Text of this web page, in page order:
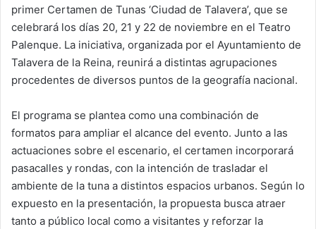
primer Certamen de Tunas ‘Ciudad de Talavera’, que se
celebrará los días 20, 21 y 22 de noviembre en el Teatro
Palenque. La iniciativa, organizada por el Ayuntamiento de
Talavera de la Reina, reunirá a distintas agrupaciones
procedentes de diversos puntos de la geografía nacional.
El programa se plantea como una combinación de
formatos para ampliar el alcance del evento. Junto a las
actuaciones sobre el escenario, el certamen incorporará
pasacalles y rondas, con la intención de trasladar el
ambiente de la tuna a distintos espacios urbanos. Según lo
expuesto en la presentación, la propuesta busca atraer
tanto a público local como a visitantes y reforzar la